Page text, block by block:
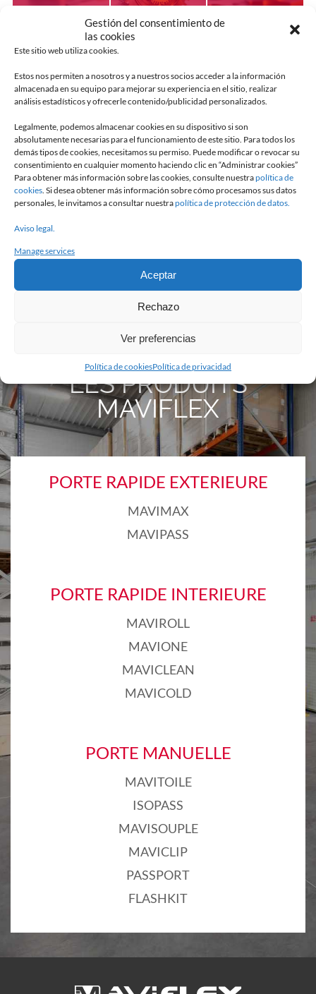
Gestión del consentimiento de
las cookies
Este sitio web utiliza cookies.
Estos nos permiten a nosotros y a nuestros socios acceder a la información
almacenada en su equipo para mejorar su experiencia en el sitio, realizar
análisis estadísticos y ofrecerle contenido/publicidad personalizados.
Legalmente, podemos almacenar cookies en su dispositivo si son
absolutamente necesarias para el funcionamiento de este sitio. Para todos los
demás tipos de cookies, necesitamos su permiso. Puede modificar o revocar su
consentimiento en cualquier momento haciendo clic en “Administrar cookies”
Para obtener más información sobre las cookies, consulte nuestrapolítica de
cookies. Si desea obtener más información sobre cómo procesamos sus datos
personales, le invitamos a consultar nuestrapolítica de protección de datos.
Aviso legal.
Manage services
Aceptar
Rechazo
Ver preferencias
Política de cookiesPolítica de privacidad
LA BROCHURE
MAVIFLEX
EN SAVOIR +
CONTACTEZ-NOUS
LES PRODUITS
MAVIFLEX
PORTE RAPIDE EXTERIEURE
MAVIMAX
MAVIPASS
PORTE RAPIDE INTERIEURE
MAVIROLL
MAVIONE
MAVICLEAN
MAVICOLD
PORTE MANUELLE
MAVITOILE
ISOPASS
MAVISOUPLE
MAVICLIP
PASSPORT
FLASHKIT